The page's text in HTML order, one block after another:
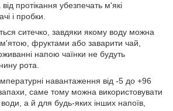
протікання убезпечать м'які
і пробки.
ситечко, завдяки якому воду можна
фруктами або заварити чай,
напою чаїнки не будуть
рота.
навантаження від -5 до +96
саме тому можна використовувати
води, а й для будь-яких інших напоїв,